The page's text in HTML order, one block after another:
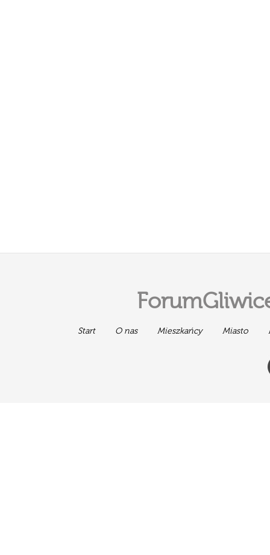
Start O nas Mieszkańcy Miasto